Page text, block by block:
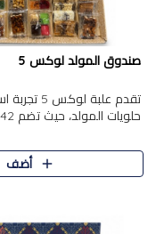
صندوق المولد لوكس 5
تقدم علبة
تشكيلة فاخرة تجمع بين
التقليدية وأصناف مميزة
أضف